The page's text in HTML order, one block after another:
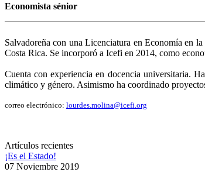
Economista sénior
Salvadoreña con una Licenciatura en Economía en
Costa Rica. Se incorporó a Icefi en 2014, como
Cuenta con experiencia en docencia universitaria.
climático y género. Asimismo ha coordinado
correo electrónico: lourdes.molina@icefi.org
Artículos recientes
¡Es el Estado!
07 Noviembre 2019